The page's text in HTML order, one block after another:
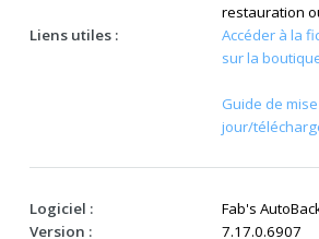
restauration
Liens utiles :
Accéder à la
sur la
Guide de
jour/
Logiciel :
Fab's
Version :
7.17.0.6907